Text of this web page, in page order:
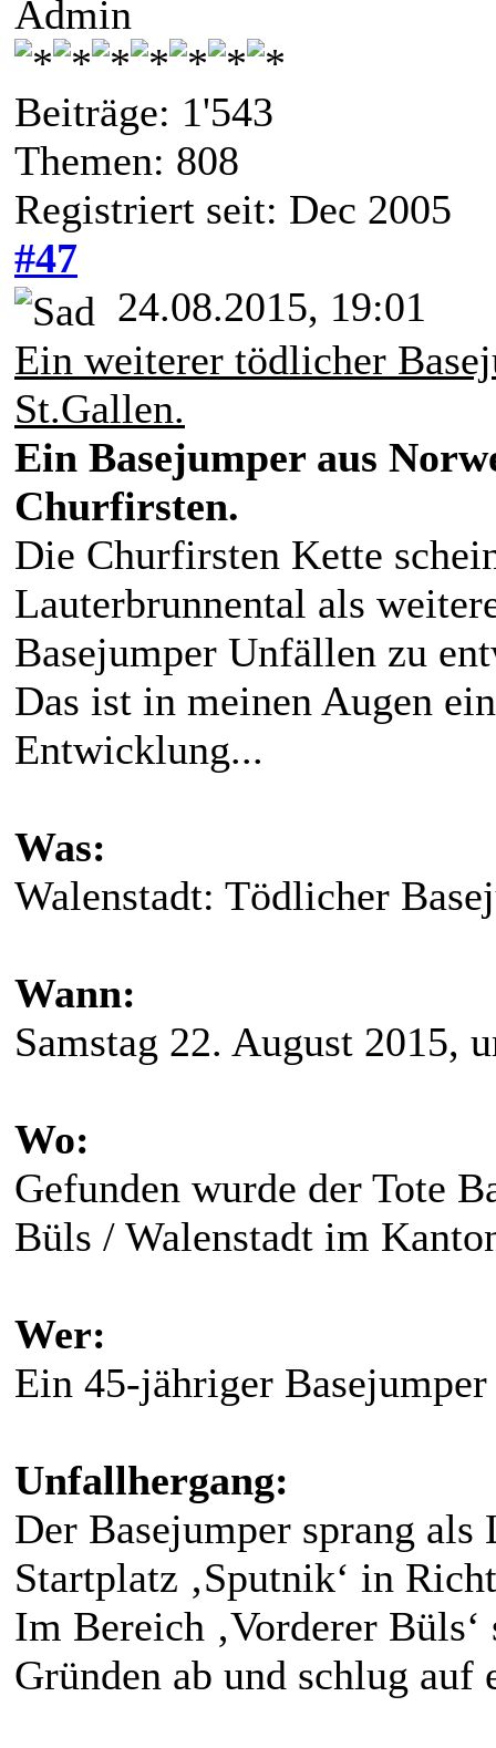
Admin
Beiträge: 1'543
Themen: 808
Registriert seit: Dec 2005
#47
24.08.2015, 19:01
Ein weiterer tödlicher
St.Gallen.
Ein Basejumper aus
Churfirsten.
Die Churfirsten Kette
Lauterbrunnental als
Basejumper Unfällen zu
Das ist in meinen Augen
Entwicklung...
Was:
Walenstadt: Tödlicher
Wann:
Samstag 22. August 2015,
Wo:
Gefunden wurde der Tote
Büls / Walenstadt im
Wer:
Ein 45-jähriger
Unfallhergang:
Der Basejumper sprang
Startplatz ‚Sputnik‘ in
Im Bereich ‚Vorderer
Gründen ab und schlug auf